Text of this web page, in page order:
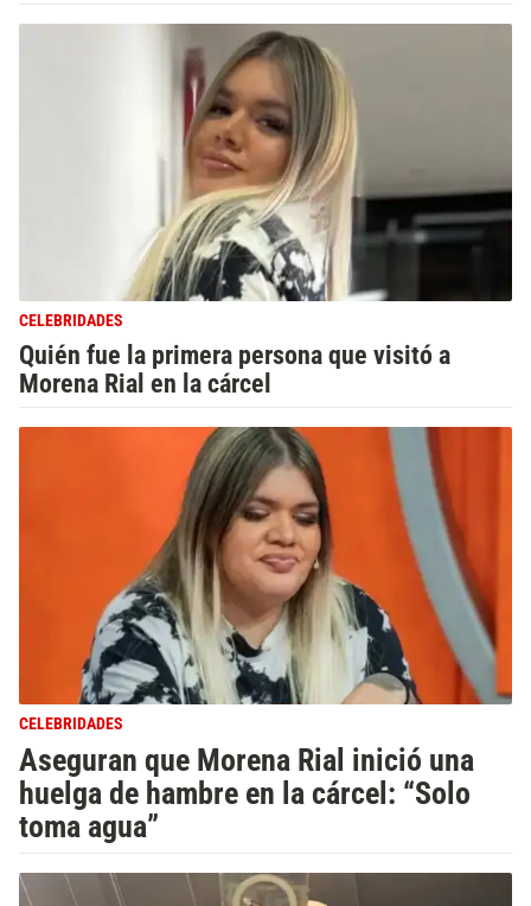
CELEBRIDADES
Quién fue la primera persona que visitó a
Morena Rial en la cárcel
CELEBRIDADES
Aseguran que Morena Rial inició una
huelga de hambre en la cárcel: “Solo
toma agua”